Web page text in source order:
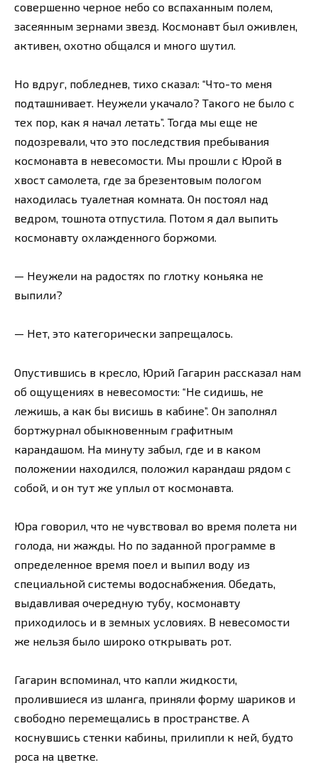
совершенно черное небо со вспаханным полем,
засеянным зернами звезд. Космонавт был оживлен,
активен, охотно общался и много шутил.
Но вдруг, побледнев, тихо сказал: “Что-то меня
подташнивает. Неужели укачало? Такого не было с
тех пор, как я начал летать”. Тогда мы еще не
подозревали, что это последствия пребывания
космонавта в невесомости. Мы прошли с Юрой в
хвост самолета, где за брезентовым пологом
находилась туалетная комната. Он постоял над
ведром, тошнота отпустила. Потом я дал выпить
космонавту охлажденного боржоми.
— Неужели на радостях по глотку коньяка не
выпили?
— Нет, это категорически запрещалось.
Опустившись в кресло, Юрий Гагарин рассказал нам
об ощущениях в невесомости: “Не сидишь, не
лежишь, а как бы висишь в кабине”. Он заполнял
бортжурнал обыкновенным графитным
карандашом. На минуту забыл, где и в каком
положении находился, положил карандаш рядом с
собой, и он тут же уплыл от космонавта.
Юра говорил, что не чувствовал во время полета ни
голода, ни жажды. Но по заданной программе в
определенное время поел и выпил воду из
специальной системы водоснабжения. Обедать,
выдавливая очередную тубу, космонавту
приходилось и в земных условиях. В невесомости
же нельзя было широко открывать рот.
Гагарин вспоминал, что капли жидкости,
пролившиеся из шланга, приняли форму шариков и
свободно перемещались в пространстве. А
коснувшись стенки кабины, прилипли к ней, будто
роса на цветке.